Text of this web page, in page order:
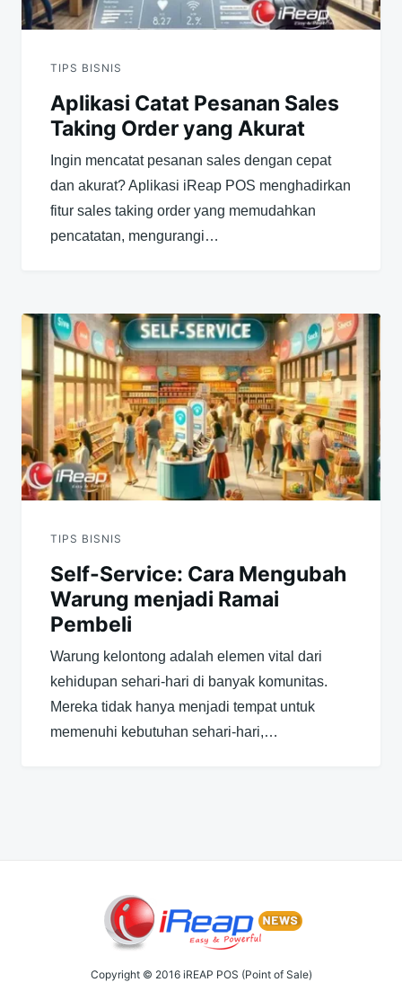
TIPS BISNIS
Aplikasi Catat Pesanan Sales
Taking Order yang Akurat
Ingin mencatat pesanan sales dengan cepat
dan akurat? Aplikasi iReap POS menghadirkan
fitur sales taking order yang memudahkan
pencatatan, mengurangi…
TIPS BISNIS
Self-Service: Cara Mengubah
Warung menjadi Ramai
Pembeli
Warung kelontong adalah elemen vital dari
kehidupan sehari-hari di banyak komunitas.
Mereka tidak hanya menjadi tempat untuk
memenuhi kebutuhan sehari-hari,…
Copyright © 2016 iREAP POS (Point of Sale)